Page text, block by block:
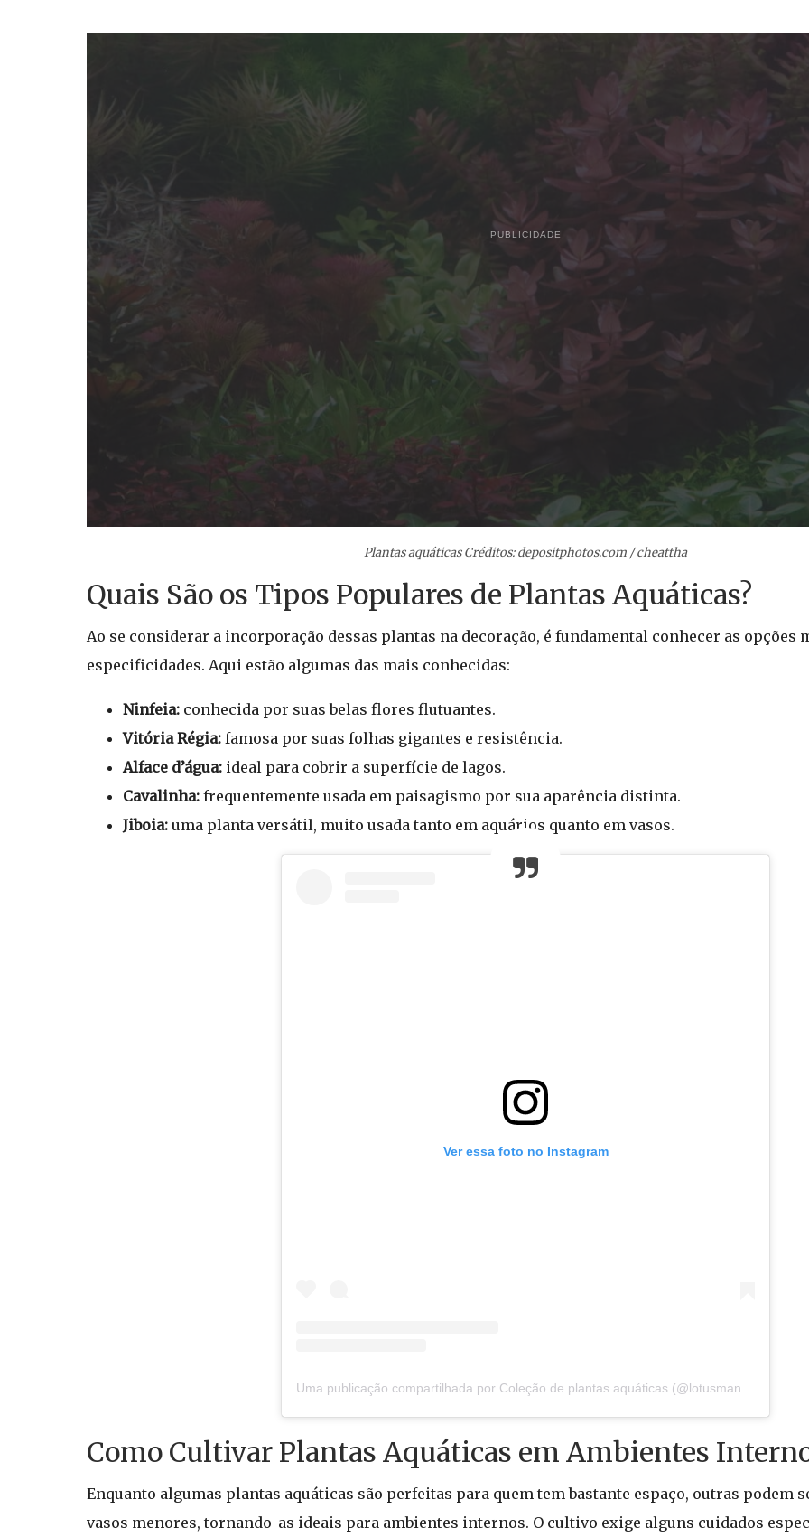
PUBLICIDADE
Plantas aquáticas Créditos: depositphotos.com / cheattha
Quais São os Tipos Populares de Plantas Aquáticas?
Ao se considerar a incorporação dessas plantas na decoração, é fundamental conhecer as opções
especificidades. Aqui estão algumas das mais conhecidas:
Ninfeia: conhecida por suas belas flores flutuantes.
Vitória Régia: famosa por suas folhas gigantes e resistência.
Alface d’água: ideal para cobrir a superfície de lagos.
Cavalinha: frequentemente usada em paisagismo por sua aparência distinta.
Jiboia: uma planta versátil, muito usada tanto em aquários quanto em vasos.
Ver essa foto no Instagram
Como Cultivar Plantas Aquáticas em Ambientes
Enquanto algumas plantas aquáticas são perfeitas para quem tem bastante espaço, outras podem
vasos menores, tornando-as ideais para ambientes internos. O cultivo exige alguns cuidados